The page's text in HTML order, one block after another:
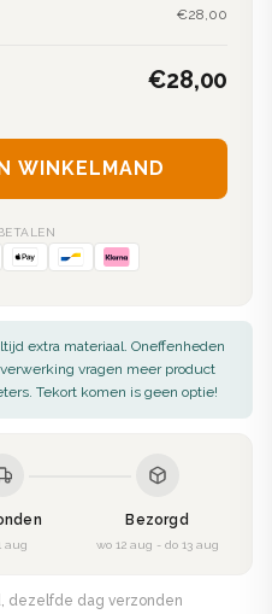
€28,00
€28,00
WINKELMAND
extra materiaal. Oneffenheden
vragen meer product
Tekort komen is geen optie!
aug
Bezorgd
wo 12 aug - do 13 aug
dezelfde dag verzonden